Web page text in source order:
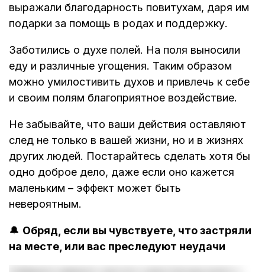
выражали благодарность повитухам, даря им
подарки за помощь в родах и поддержку.
Заботились о духе полей. На поля выносили
еду и различные угощения. Таким образом
можно умилостивить духов и привлечь к себе
и своим полям благоприятное воздействие.
Не забывайте, что ваши действия оставляют
след не только в вашей жизни, но и в жизнях
других людей. Постарайтесь сделать хотя бы
одно доброе дело, даже если оно кажется
маленьким – эффект может быть
невероятным.
🔔 Обряд, если вы чувствуете, что застряли
на месте, или вас преследуют неудачи